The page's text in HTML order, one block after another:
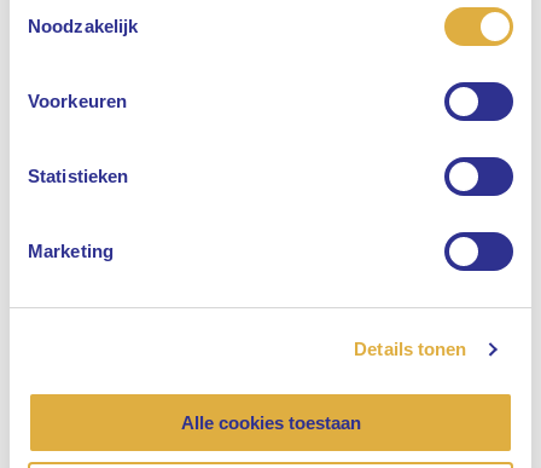
Noodzakelijk
Voorkeuren
Statistieken
Marketing
Details tonen
Alle cookies toestaan
“Niet alles zou moeten draaien om groei”
Maatschappelijk betrokken, Financiële markten & economie, Pensioenen